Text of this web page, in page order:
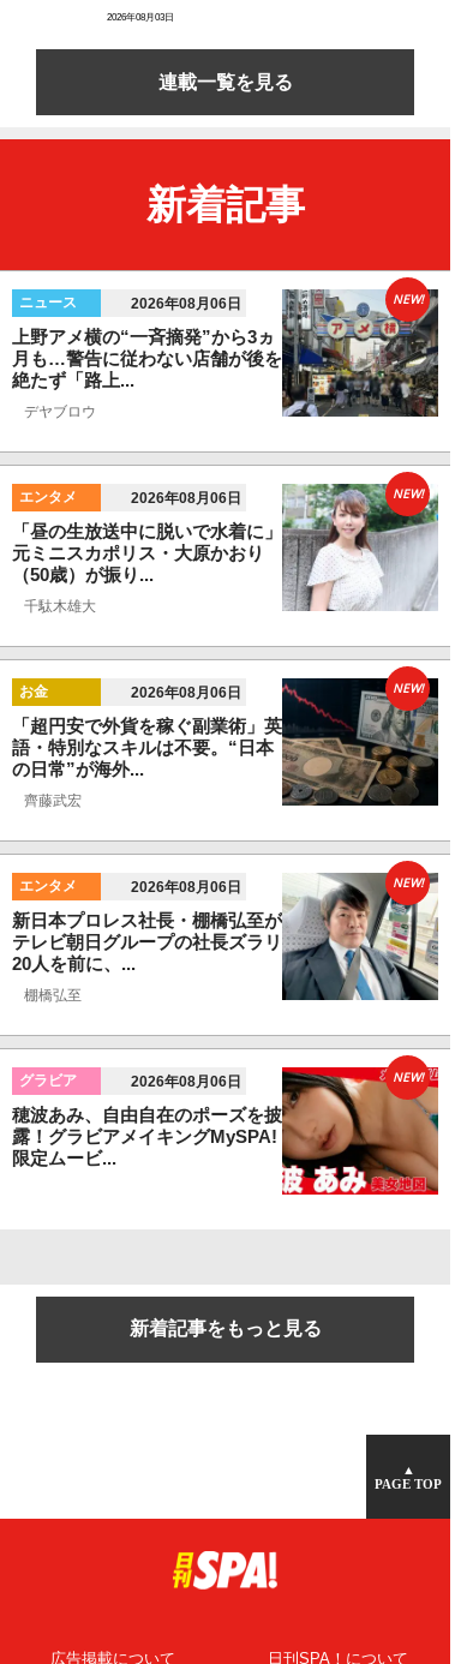
2026年08月03日
連載一覧を見る
新着記事
ニュース 2026年08月06日
上野アメ横の“一斉摘発”から3ヵ
月も…警告に従わない店舗が後を
絶たず「路上...
デヤブロウ
NEW!
エンタメ 2026年08月06日
「昼の生放送中に脱いで水着に」
元ミニスカポリス・大原かおり
（50歳）が振り...
千駄木雄大
NEW!
お金 2026年08月06日
「超円安で外貨を稼ぐ副業術」英
語・特別なスキルは不要。“日本
の日常”が海外...
齊藤武宏
NEW!
エンタメ 2026年08月06日
新日本プロレス社長・棚橋弘至が
テレビ朝日グループの社長ズラリ
20人を前に、...
棚橋弘至
NEW!
グラビア 2026年08月06日
穂波あみ、自由自在のポーズを披
露！グラビアメイキングMySPA!
限定ムービ...
NEW!
新着記事をもっと見る
▲
PAGE TOP
広告掲載について 日刊SPA！について